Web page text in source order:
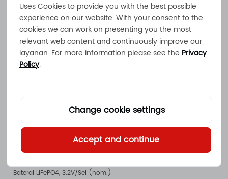
Fitur Produk
Spesifikasi teknis
Baterai berbasis litium
Baterai Li-ion, 3,6V/Sel (nom.)
-
Baterai LiFePO4, 3.2V/Sel (nom.)
Uses Cookies to provide you with the best possible
experience on our website. With your consent to the
cookies we can work on presenting you the most
relevant web content and continuously improve our
layanan. For more information please see the Privacy
Policy.
Change cookie settings
Accept and continue